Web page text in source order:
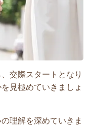
交際スタートとなり
見極めていきましょ
理解を深めていきま